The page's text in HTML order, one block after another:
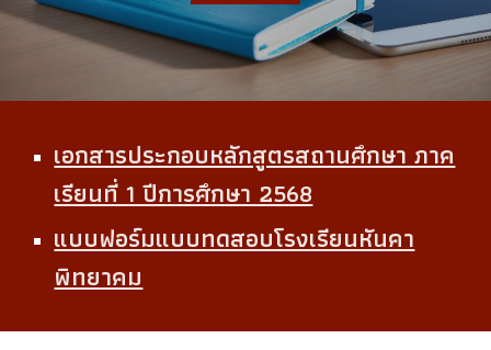
เอกสารประกอบหลักสูตรสถานศึกษา ภาค
เรียนที่ 1 ปีการศึกษา 2568
แบบฟอร์มแบบทดสอบโรงเรียนหันคา
พิทยาคม